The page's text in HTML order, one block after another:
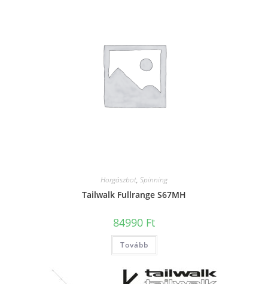
Horgászbot, Spinning
Tailwalk Fullrange S67MH
84990 Ft
Tovább